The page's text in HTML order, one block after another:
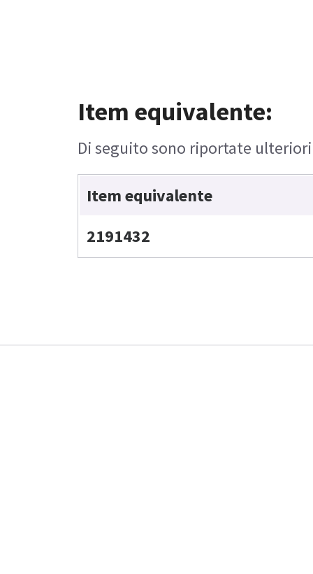
Item equivalente:
Di seguito sono riportate
Item equivalente
2191432